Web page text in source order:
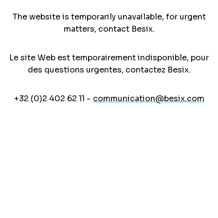
The website is temporarily unavailable, for urgent
matters, contact Besix.
Le site Web est temporairement indisponible, pour
des questions urgentes, contactez Besix.
+32 (0)2 402 62 11 - communication@besix.com